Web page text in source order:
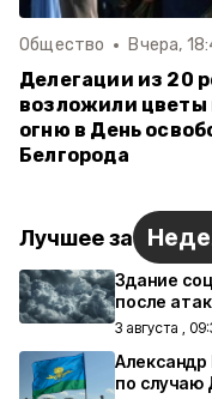
Общество Вчера,
Делегации из 20
возложили цветы
огню в День
Белгорода
Лучшее за
Здание
после
3 августа ,
по случаю